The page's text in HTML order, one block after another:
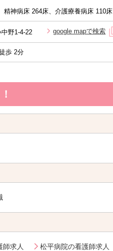
精神病床 264床、介護療養病床 110床
野1-4-22 google mapで検索
歩 2分
師求人 松平病院の看護師求人